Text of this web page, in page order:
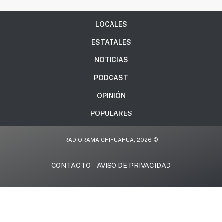
LOCALES
ESTATALES
NOTICIAS
PODCAST
OPINIÓN
POPULARES
RADIORAMA CHIHUAHUA, 2026 ©
CONTACTO AVISO DE PRIVACIDAD